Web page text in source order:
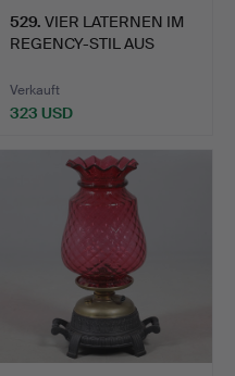
529. VIER LATERNEN IM
REGENCY-STIL AUS
Verkauft
323 USD